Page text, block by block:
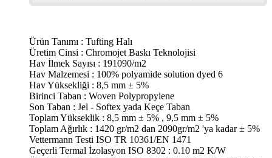
Ürün Tanımı : Tufting Halı
Üretim Cinsi : Chromojet Baskı Teknolojisi
Hav İlmek Sayısı : 191090/m2
Hav Malzemesi : 100% polyamide solution dyed 6
Hav Yüksekliği : 8,5 mm ± 5%
Birinci Taban : Woven Polypropylene
Son Taban : Jel - Softex yada Keçe Taban
Toplam Yükseklik : 8,5 mm ± 5% , 9,5 mm ± 5%
Toplam Ağırlık : 1420 gr/m2 dan 2090gr/m2 'ya kadar ± 5%
Vettermann Testi ISO TR 10361/EN 1471
Geçerli Termal İzolasyon ISO 8302 : 0.10 m2 K/W